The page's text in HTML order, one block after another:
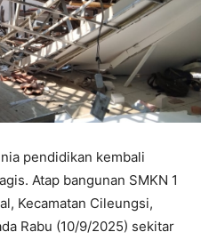
pendidikan kembali
Atap bangunan SMKN 1
Kecamatan Cileungsi,
Rabu (10/9/2025) sekitar